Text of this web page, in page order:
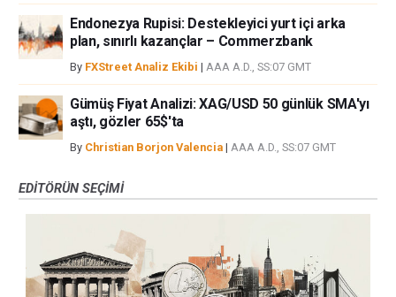
Endonezya Rupisi: Destekleyici yurt içi arka
plan, sınırlı kazançlar – Commerzbank
By FXStreet Analiz Ekibi | AAA A.D., SS:07 GMT
Gümüş Fiyat Analizi: XAG/USD 50 günlük SMA'yı
aştı, gözler 65$'ta
By Christian Borjon Valencia | AAA A.D., SS:07 GMT
EDITÖRÜN SEÇIMI